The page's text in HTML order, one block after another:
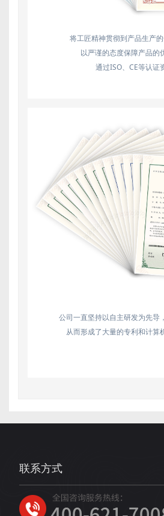
将工匠精神贯彻到产品生产
以严谨的态度保障产品的
通过ISO、CE等认证
公司一直坚持以自主研发为先导
从而形成了大量的专利和计算
联系方式